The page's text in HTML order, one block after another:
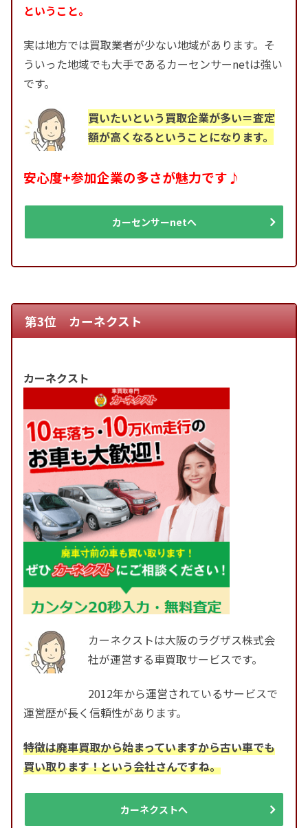
ということ。
実は地方では買取業者が少ない地域があります。そ
ういった地域でも大手であるカーセンサーnetは強い
です。
買いたいという買取企業が多い＝査定
額が高くなるということになります。
安心度+参加企業の多さが魅力です♪
カーセンサーnetへ
第3位 カーネクスト
カーネクスト
カーネクストは大阪のラグザス株式会
社が運営する車買取サービスです。
2012年から運営されているサービスで
運営歴が長く信頼性があります。
特徴は廃車買取から始まっていますから古い車でも
買い取ります！という会社さんですね。
カーネクストへ